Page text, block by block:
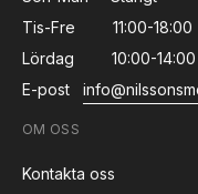
Tis-Fre
11:00-18:00
Lördag
10:00-14:00
E-post
OM OSS
Kontakta oss